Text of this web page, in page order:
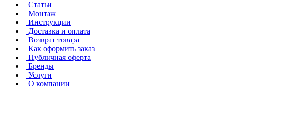
Статьи
Монтаж
Инструкции
Доставка и оплата
Возврат товара
Как оформить заказ
Публичная оферта
Бренды
Услуги
О компании